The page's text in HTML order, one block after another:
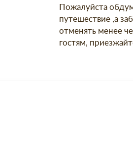
Пожалуйста
путешествие ,а
отменять менее
гостям,